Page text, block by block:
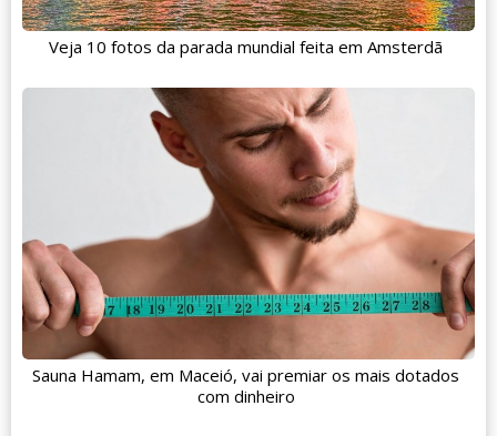
Veja 10 fotos da parada mundial feita em Amsterdã
Sauna Hamam, em Maceió, vai premiar os mais dotados
com dinheiro